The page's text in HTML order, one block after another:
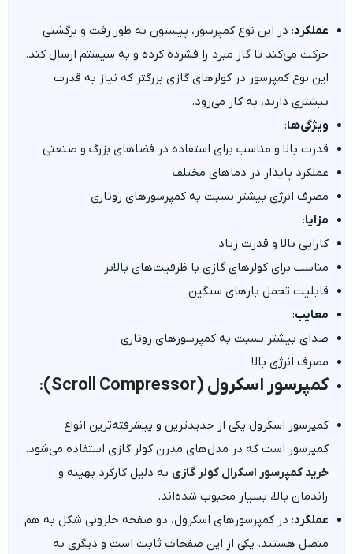
عملکرد: در این نوع کمپرسور، پیستون به طور رفت و برگشتی
حرکت می‌کند تا گاز مبرد را فشرده کرده و به سیستم ارسال کند.
این نوع کمپرسور در کولرهای گازی بزرگتر که نیاز به قدرت
بیشتری دارند، به کار می‌رود.
ویژگی‌ها:
قدرت بالا و مناسب برای استفاده در فضاهای بزرگ و صنعتی
عملکرد پایدار در دماهای مختلف
مصرف انرژی بیشتر نسبت به کمپرسورهای روتاری
مزایا:
کارایی بالا و قدرت زیاد
مناسب برای کولرهای گازی با ظرفیت‌های بالاتر
قابلیت تحمل بارهای سنگین
معایب:
صدای بیشتر نسبت به کمپرسورهای روتاری
مصرف انرژی بالا
کمپرسور اسکرول (Scroll Compressor) :
کمپرسور اسکرول یکی از جدیدترین و پیشرفته‌ترین انواع
کمپرسور است که در مدل‌های مدرن کولر گازی استفاده می‌شود.
خرید کمپرسور اسکرال کولر گازی به دلیل کارکرد بهینه و
راندمان بالا، بسیار محبوب شده‌اند.
عملکرد: در کمپرسورهای اسکرول، دو صفحه حلزونی شکل به هم
متصل هستند. یکی از این صفحات ثابت است و دیگری به